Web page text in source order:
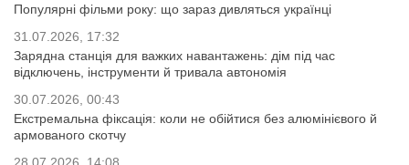
Популярні фільми року: що зараз дивляться українці
31.07.2026, 17:32
Зарядна станція для важких навантажень: дім під час
відключень, інструменти й тривала автономія
30.07.2026, 00:43
Екстремальна фіксація: коли не обійтися без алюмінієвого й
армованого скотчу
28.07.2026, 14:08